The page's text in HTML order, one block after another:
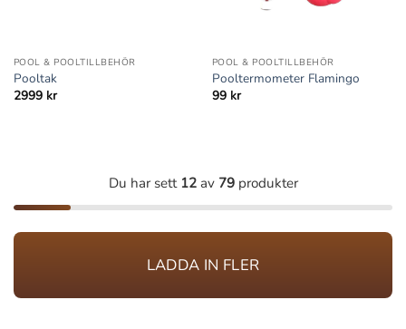
POOL & POOLTILLBEHÖR
Pooltak
2999 kr
POOL & POOLTILLBEHÖR
Pooltermometer Flamingo
99 kr
Du har sett 12av 79produkter
LADDA IN FLER